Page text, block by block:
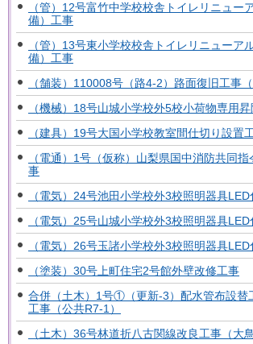
（管）12号富竹中学校校舎トイレリニュー
備）工事
（管）13号東小学校校舎トイレリニューア
備）工事
（舗装）110008号（路4-2）路面復旧工事（
（機械）18号山城小学校外5校小荷物専用
（建具）19号大国小学校教室間仕切り設置
（電通）1号（仮称）山梨県国中消防共同
事
（電気）24号池田小学校外3校照明器具
（電気）25号山城小学校外3校照明器具
（電気）26号玉諸小学校外3校照明器具
（塗装）30号上町住宅2号館外壁改修工事
合併（土木）1号①（更新-3）配水管布設
工事（公共R7-1）
（土木）36号林道折八古関線改良工事（大